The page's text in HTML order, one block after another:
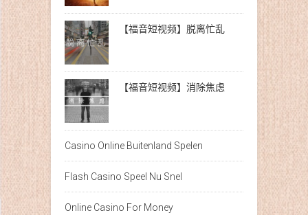
【福音短视频】脱离忙乱
【福音短视频】消除焦虑
Casino Online Buitenland Spelen
Flash Casino Speel Nu Snel
Online Casino For Money